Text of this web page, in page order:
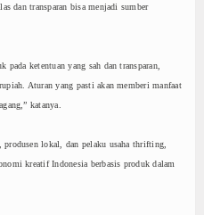
dan transparan bisa menjadi sumber
ketentuan yang sah dan transparan,
Aturan yang pasti akan memberi manfaat
katanya.
produsen lokal, dan pelaku usaha thrifting,
kreatif Indonesia berbasis produk dalam